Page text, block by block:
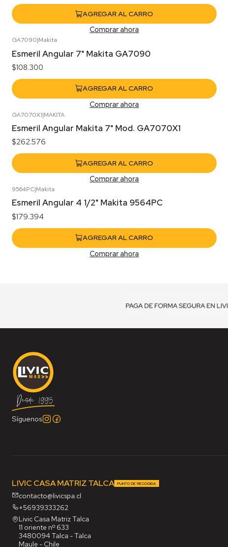
AGREGAR AL CARRO
Comprar ahora
GA7090|Makita
Esmeril Angular 7" Makita GA7090
$108.300
AGREGAR AL CARRO
Comprar ahora
GA7070X1|MAKITA
Esmeril Angular Makita 7" Mod. GA7070X1
$262.576
AGREGAR AL CARRO
Comprar ahora
9564PC|Makita
Esmeril Angular 4 1/2" Makita 9564PC
$179.394
AGREGAR AL CARRO
Comprar ahora
Síguenos
LIVIC CASA MATRIZ TALCA PUNTO DE RECOGIDA
contacto@livicspa.cl
+56939333262
Livic Casa Matriz Talca
11 oriente nº 633
3480094 Talca - Talca
Maule - Chile